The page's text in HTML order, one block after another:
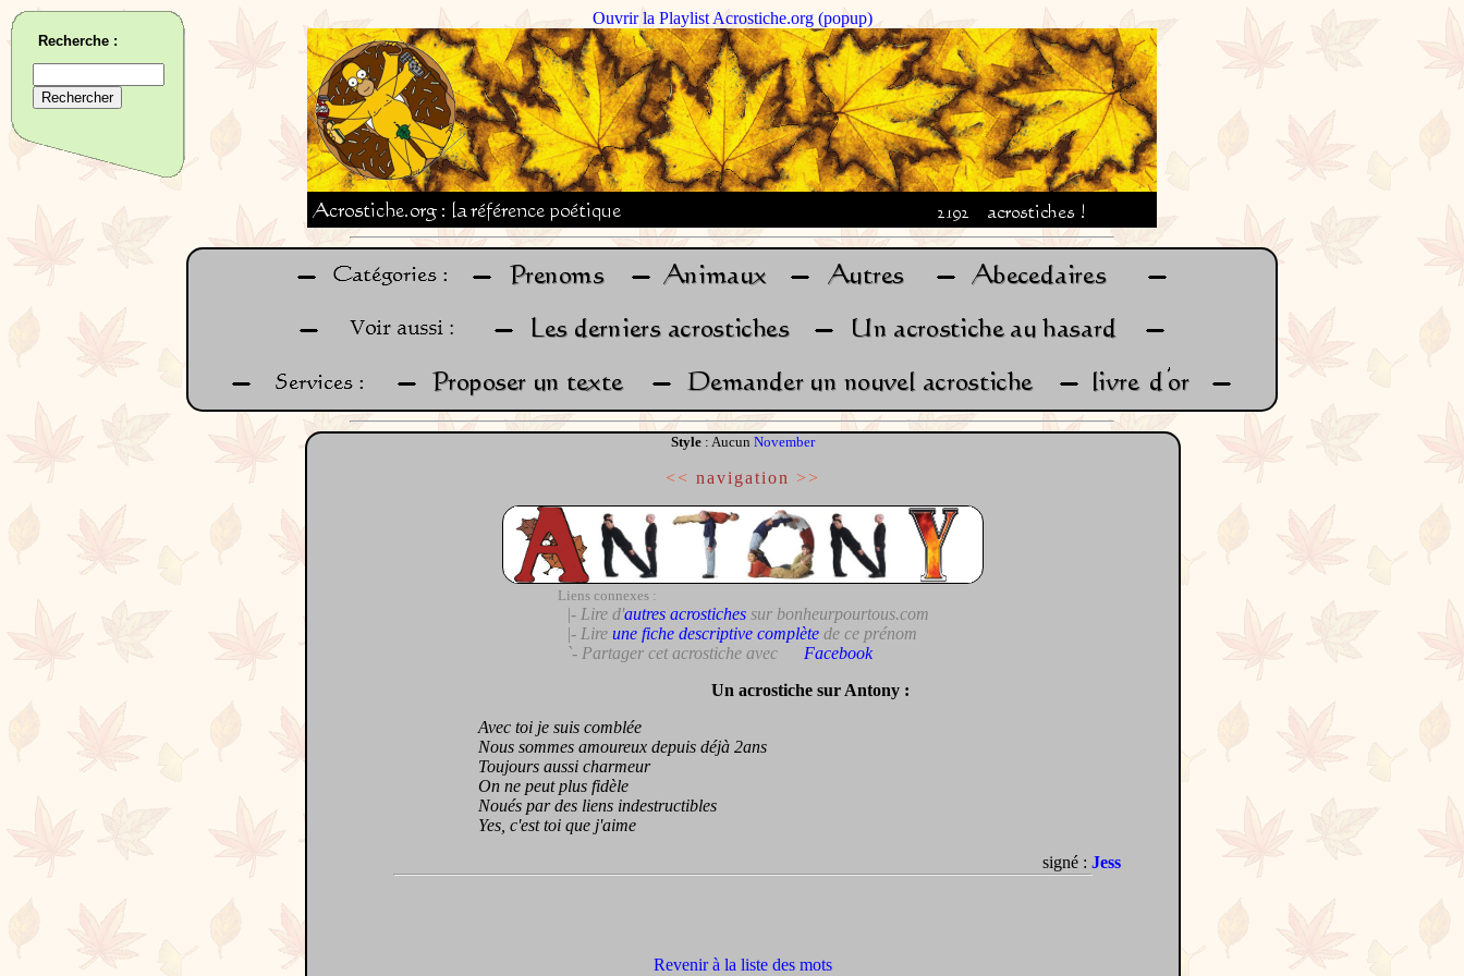
Ouvrir la Playlist Acrostiche.org (popup)
Style : Aucun November
<< navigation >>
Liens connexes :
|- Lire d'autres acrostichessur bonheurpourtous.com
|- Lire une fiche descriptive complètede ce prénom
`- Partager cet acrostiche avec
Facebook
Un acrostiche sur Antony :
Avec toi je suis comblée
Nous sommes amoureux depuis déjà 2ans
Toujours aussi charmeur
On ne peut plus fidèle
Noués par des liens indestructibles
Yes, c'est toi que j'aime
signé : Jess
Revenir à la liste des mots
Recherche :